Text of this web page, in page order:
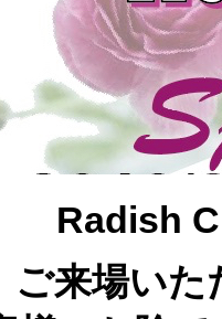
Radish
ご来場い